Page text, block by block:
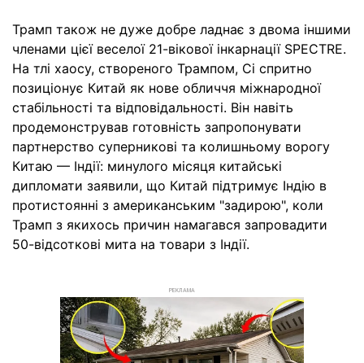
Трамп також не дуже добре ладнає з двома іншими
членами цієї веселої 21-вікової інкарнації SPECTRE.
На тлі хаосу, створеного Трампом, Сі спритно
позиціонує Китай як нове обличчя міжнародної
стабільності та відповідальності. Він навіть
продемонстрував готовність запропонувати
партнерство суперникові та колишньому ворогу
Китаю — Індії: минулого місяця китайські
дипломати заявили, що Китай підтримує Індію в
протистоянні з американським "задирою", коли
Трамп з якихось причин намагався запровадити
50-відсоткові мита на товари з Індії.
РЕКЛАМА